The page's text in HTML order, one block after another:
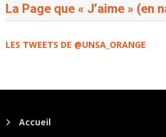
La Page que « J’aime » (en
LES TWEETS DE @UNSA_ORANGE
Accueil